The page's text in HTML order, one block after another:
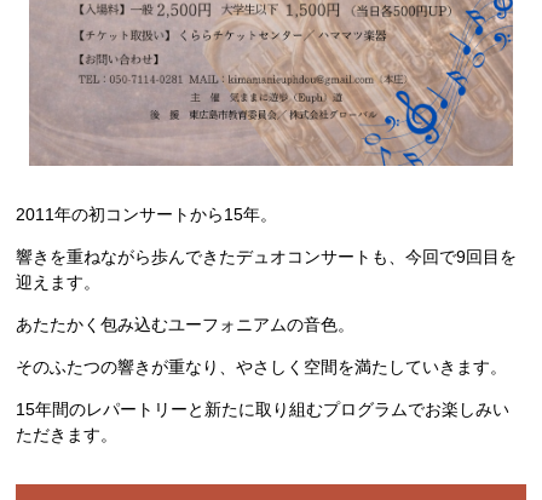
2011年の初コンサートから15年。
響きを重ねながら歩んできたデュオコンサートも、今回で9回目を
迎えます。
あたたかく包み込むユーフォニアムの音色。
そのふたつの響きが重なり、やさしく空間を満たしていきます。
15年間のレパートリーと新たに取り組むプログラムでお楽しみい
ただきます。